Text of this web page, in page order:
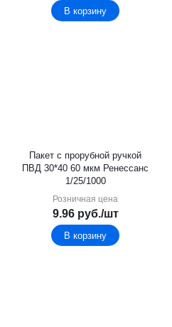
В корзину
Пакет с прорубной ручкой
ПВД 30*40 60 мкм Ренессанс
1/25/1000
Розничная цена
9.96руб./шт
В корзину